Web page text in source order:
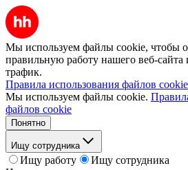
Мы используем файлы cookie, чтобы
правильную работу нашего веб-сайта
трафик.
Правила использования файлов cookie
Мы используем файлы cookie.
файлов cookie
Понятно
Ищу сотрудника
Ищу работу
Ищу сотрудника